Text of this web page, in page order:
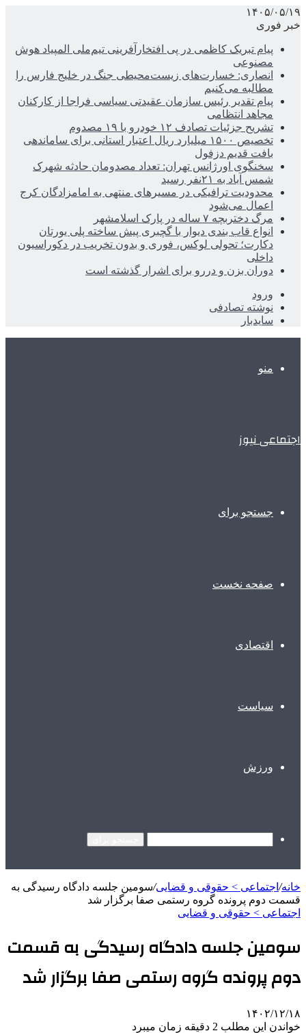
۱۴۰۵/۰۵/۱۹
خبر فوری
پیام تبریک کاظمی در پی افتخارآفرینی تیم‌ملی المپیاد هوش
مصنوعی
انصاری: خسارت‌های زیست‌محیطی جنگ در خلیج فارس را
مطالبه‌ می‌کنیم
پیام تقدیر رئیس سازمان عقیدتی سیاسی فراجا از کارکنان
مجاهد انتظامی
تشریح جزئیات تصادف ۱۲ خودرو با ۱۹ مصدوم
تخصیص ۱۵۰۰ میلیارد ریال اعتبار استانی برای ساماندهی
بافت قدیم دزفول
سخنگوی اورژانس تهران: تعداد مصدومان حادثه شهرک
شمس آباد به ۲۱نفر رسید
محدودیت ترافیکی در مسیرهای منتهی به امامزادگان کرج
اعمال می‌شود
مرگ دختربچه ۷ ساله در پارک اسلامشهر
انواع قاب بندی دیوار با گچبری پیش ساخته پلی یورتان
دکارت؛ تحولی لوکس، فوری و بدون تخریب در دکوراسیون
داخلی
دوران بزن و دررو برای اشرار گذشته است
ورود
نوشته تصادفی
سایدبار
منو
اجتماعی نیوز
جستجو برای
صفحه نخست
اقتصادی
سیاست
ورزش
خانه/ اجتماعی > حقوقی و قضایی/سومین جلسه دادگاه رسیدگی به
قسمت دوم پرونده گروه رستمی صفا برگزار شد
اجتماعی > حقوقی و قضایی
سومین جلسه دادگاه رسیدگی به قسمت
دوم پرونده گروه رستمی صفا برگزار شد
۱۴۰۲/۱۲/۱۸
خواندن این مطلب 2 دقیقه زمان میبرد